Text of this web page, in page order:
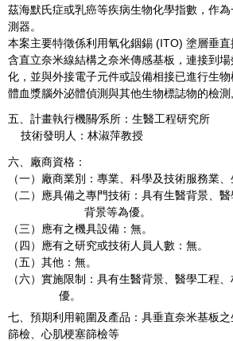
茲海默氏症或乳癌等疾病生物化學指數，作
測器。
本案主要特徵係利用氧化銦錫 (ITO) 塗層垂
含直立奈米線結構之奈米傳感基板，連接到
化，並與外接電子元件或設備相接已進行生
體血漿腦外泌體偵測與其他生物標誌物的檢
五、計畫執行機關∕系所：生醫工程研
技術發明人：林淑萍教授
六、廠商資格：
（一）廠商業別：專業、科學及技術服務業
（二）應具備之專門技術：具有生醫背景、
背景等為優。
（三）應有之機具設備：無。
（四）應有之研究或技術人員人數：無。
（五）其他：無。
（六）實施限制：具有生醫背景、醫學工程
優。
七、預期利用範圍及產品：具垂直奈米基板
篩檢、心肌梗塞篩檢等